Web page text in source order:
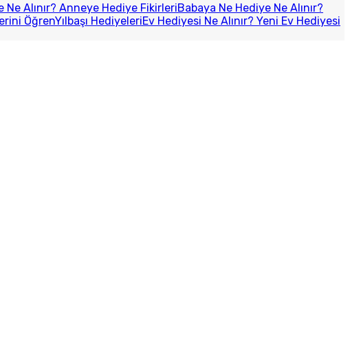
Ne Alınır? Anneye Hediye FikirleriBabaya Ne Hediye Ne Alınır?
ÖğrenYılbaşı HediyeleriEv Hediyesi Ne Alınır? Yeni Ev Hediyesi